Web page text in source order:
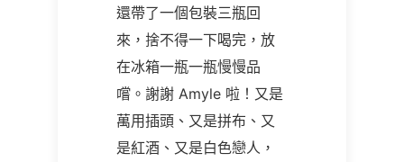
還帶了一個包裝三瓶回
來，捨不得一下喝完，放
在冰箱一瓶一瓶慢慢品
嚐。謝謝 Amyle 啦！又是
萬用插頭、又是拼布、又
是紅酒、又是白色戀人，